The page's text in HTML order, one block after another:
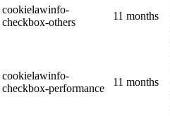
cookielawinfo-
checkbox-others
11 months
cookielawinfo-
checkbox-performance
11 months